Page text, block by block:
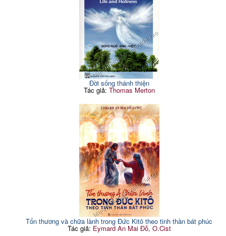
Đời sống thánh thiện
Tác giả: Thomas Merton
Tổn thương và chữa lành trong Đức Kitô theo tinh thần bát phúc
Tác giả: Eymard An Mai Đỗ, O.Cist